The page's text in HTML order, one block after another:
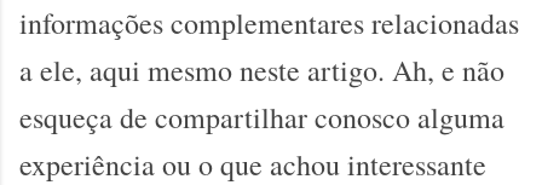
informações complementares relacionadas
a ele, aqui mesmo neste artigo. Ah, e não
esqueça de compartilhar conosco alguma
experiência ou o que achou interessante